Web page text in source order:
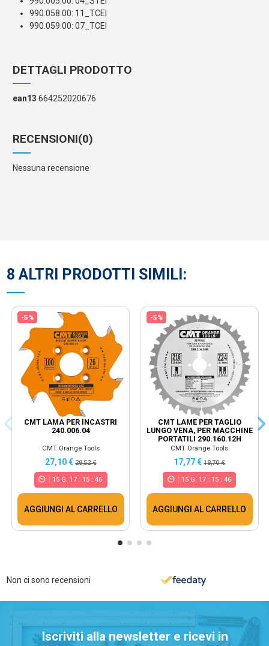
990.058.00: 11_TCEI
990.059.00: 07_TCEI
DETTAGLI PRODOTTO
ean13 664252020676
RECENSIONI(0)
Nessuna recensione
8 ALTRI PRODOTTI SIMILI:
-5%
CMT LAMA PER INCASTRI
240.006.04
CMT Orange Tools
27,10 € 28,52 €
15 G. 17 : 15 :46
AGGIUNGI AL CARRELLO
-5%
CMT LAME PER TAGLIO
LUNGO VENA, PER MACCHINE
PORTATILI 290.160.12H
CMT Orange Tools
17,77 €18,70 €
15G. 17: 15: 46
AGGIUNGI AL CARRELLO
Non ci sono recensioni
Iscriviti alla newsletter e ricevi in